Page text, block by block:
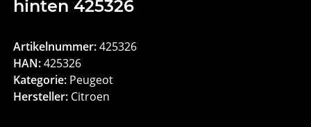
hinten 425326
Artikelnummer:425326
HAN:425326
Kategorie: Peugeot
Hersteller: Citroen